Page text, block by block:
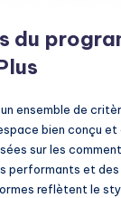
du
ensemble de
bien conçu et
sur les
performants et
reflètent le